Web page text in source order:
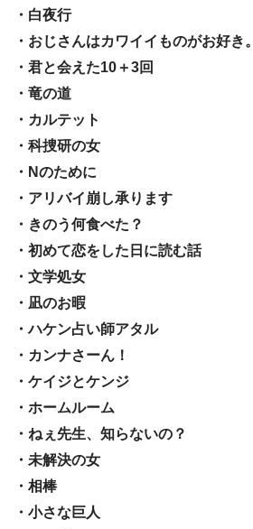
・白夜行
・おじさんはカワイイものがお好き。
・君と会えた10＋3回
・竜の道
・カルテット
・科捜研の女
・Nのために
・アリバイ崩し承ります
・きのう何食べた？
・初めて恋をした日に読む話
・文学処女
・凪のお暇
・ハケン占い師アタル
・カンナさーん！
・ケイジとケンジ
・ホームルーム
・ねぇ先生、知らないの？
・未解決の女
・相棒
・小さな巨人